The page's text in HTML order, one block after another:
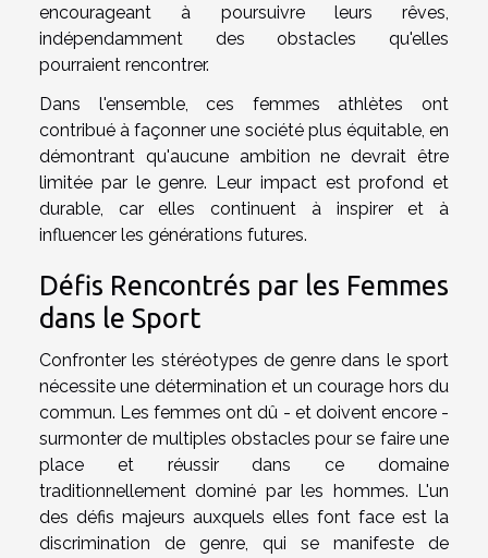
encourageant à poursuivre leurs rêves,
indépendamment des obstacles qu'elles
pourraient rencontrer.
Dans l'ensemble, ces femmes athlètes ont
contribué à façonner une société plus équitable, en
démontrant qu'aucune ambition ne devrait être
limitée par le genre. Leur impact est profond et
durable, car elles continuent à inspirer et à
influencer les générations futures.
Défis Rencontrés par les Femmes
dans le Sport
Confronter les stéréotypes de genre dans le sport
nécessite une détermination et un courage hors du
commun. Les femmes ont dû - et doivent encore -
surmonter de multiples obstacles pour se faire une
place et réussir dans ce domaine
traditionnellement dominé par les hommes. L'un
des défis majeurs auxquels elles font face est la
discrimination de genre, qui se manifeste de